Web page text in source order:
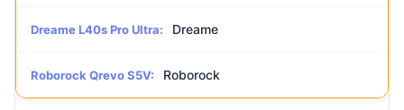
Dreame L40s Pro Ultra: Dreame
Roborock Qrevo S5V: Roborock